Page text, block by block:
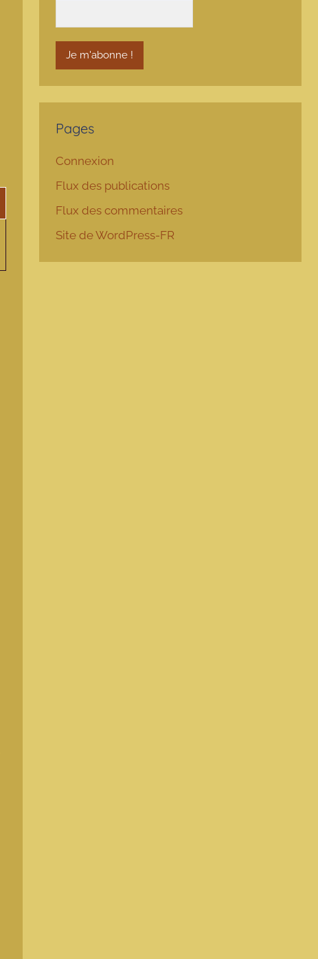
Pages
Connexion
Flux des publications
Flux des commentaires
Site de WordPress-FR